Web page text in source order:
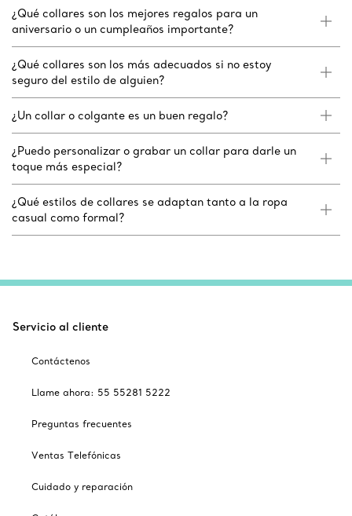
¿Qué collares son los mejores regalos para un
aniversario o un cumpleaños importante?
¿Qué collares son los más adecuados si no estoy
seguro del estilo de alguien?
¿Un collar o colgante es un buen regalo?
¿Puedo personalizar o grabar un collar para darle un
toque más especial?
¿Qué estilos de collares se adaptan tanto a la ropa
casual como formal?
Servicio al cliente
Contáctenos
Llame ahora: 55 55281 5222
Preguntas frecuentes
Ventas Telefónicas
Cuidado y reparación